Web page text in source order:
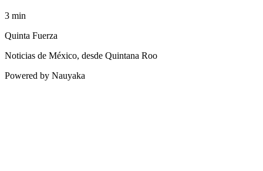
3 min
Quinta Fuerza
Noticias de México, desde Quintana Roo
Powered by Nauyaka